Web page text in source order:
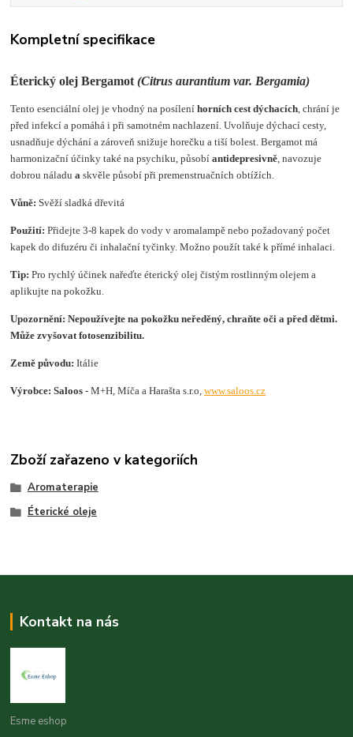
Kompletní specifikace
Éterický olej Bergamot (Citrus aurantium var. Bergamia)
Tento esenciální olejje vhodný na posílení horních cest dýchacích , chrání je
před infekcí a pomáhá i při samotném nachlazení. Uvolňuje dýchací cesty,
usnadňuje dýchání a zároveň snižuje horečku a tiší bolest. Bergamot má
harmonizační účinky také na psychiku, působí antidepresivně , navozuje
dobrou náladu askvěle působí při premenstruačních obtížích.
Vůně: Svěží sladká dřevitá
Použití: Přidejte 3-8 kapek do vody v aromalampě nebo požadovaný počet
kapek do difuzéru či inhalační tyčinky. Možno použít také k přímé inhalaci.
Tip: Pro rychlý účinek nařeďte éterický olej čistým rostlinným olejem a
aplikujte na pokožku.
Upozornění:Nepoužívejte na pokožku neředěný, chraňte oči a před dětmi.
Může zvyšovat fotosenzibilitu.
Země původu: Itálie
Výrobce: Saloos - M+H, Míča a Harašta s.r.o,www.saloos.cz
Zboží zařazeno v kategoriích
Aromaterapie
Éterické oleje
Kontakt na nás
Esme eshop